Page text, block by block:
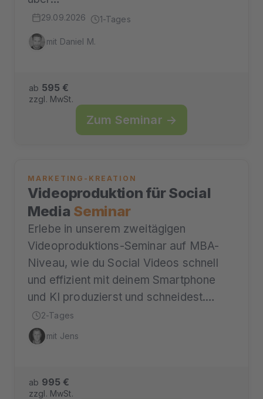
29.09.2026 1-Tages
mit Daniel M.
ab 595 €
zzgl. MwSt.
Zum Seminar →
MARKETING-KREATION
Videoproduktion für Social
Media Seminar
Erlebe in unserem zweitägigen
Videoproduktions-Seminar auf MBA-
Niveau, wie du Social Videos schnell
und effizient mit deinem Smartphone
und KI produzierst und schneidest.…
2-Tages
mit Jens
ab 995 €
zzgl. MwSt.